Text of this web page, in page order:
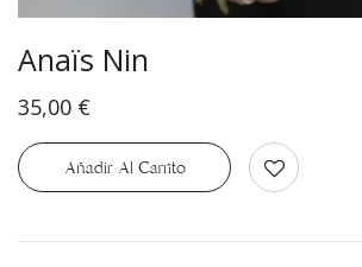
Anaïs Nin
35,00 €
Añadir Al Carrito